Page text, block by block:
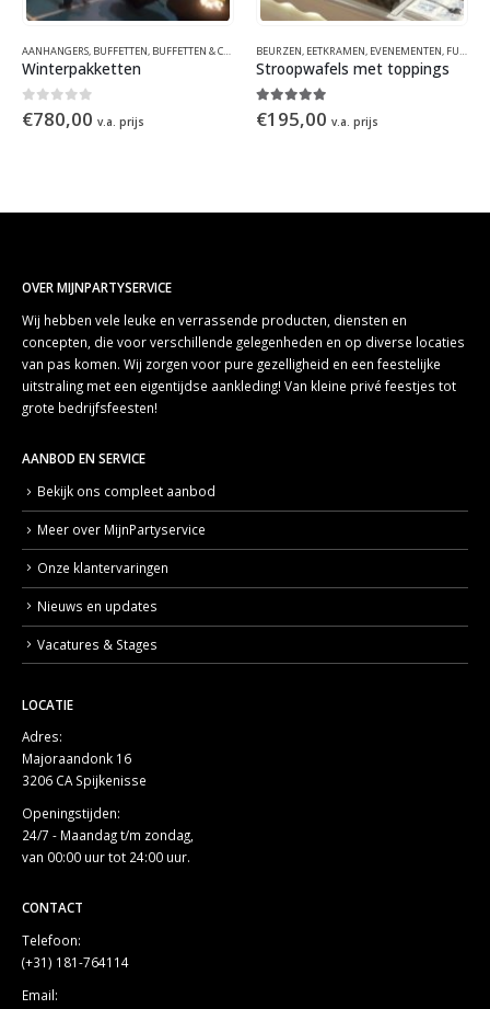
,MEUBILAIR,NON-FOOD,ZOMER
MEDITERRAANS,THEMAFEESTEN & EVENEMENTEN ZOMER
AANHANGERS, BUFFETTEN, BUFFETTEN & CATERING ,CATERING,EETKARREN,EETKRAMEN,
Winterpakketten
0out of 5
€780,00 v.a. prijs
BEURZEN, EETKRAMEN, EVENEMENTEN, FUNFOOD
Stroopwafels met toppings
5.00out of 5
€195,00 v.a. prijs
OVER MIJNPARTYSERVICE
Wij hebben vele leuke en verrassende producten, diensten en
concepten, die voor verschillende gelegenheden en op diverse locaties
van pas komen. Wij zorgen voor pure gezelligheid en een feestelijke
uitstraling met een eigentijdse aankleding! Van kleine privé feestjes tot
grote bedrijfsfeesten!
AANBOD EN SERVICE
Bekijk ons compleet aanbod
Meer over MijnPartyservice
Onze klantervaringen
Nieuws en updates
Vacatures & Stages
LOCATIE
Adres:
Majoraandonk 16
3206 CA Spijkenisse
Openingstijden:
24/7 - Maandag t/m zondag,
van 00:00 uur tot 24:00 uur.
CONTACT
Telefoon:
(+31) 181-764114
Email: